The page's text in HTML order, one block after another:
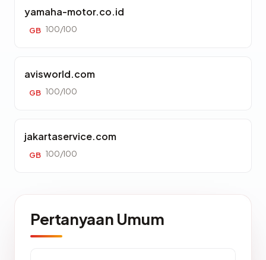
yamaha-motor.co.id
GB 100/100
avisworld.com
GB 100/100
jakartaservice.com
GB 100/100
Pertanyaan Umum